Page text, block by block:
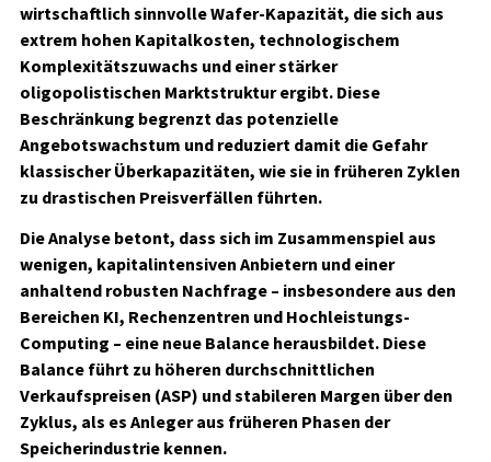
wirtschaftlich sinnvolle Wafer-Kapazität, die sich aus
extrem hohen Kapitalkosten, technologischem
Komplexitätszuwachs und einer stärker
oligopolistischen Marktstruktur ergibt. Diese
Beschränkung begrenzt das potenzielle
Angebotswachstum und reduziert damit die Gefahr
klassischer Überkapazitäten, wie sie in früheren Zyklen
zu drastischen Preisverfällen führten.
Die Analyse betont, dass sich im Zusammenspiel aus
wenigen, kapitalintensiven Anbietern und einer
anhaltend robusten Nachfrage – insbesondere aus den
Bereichen KI, Rechenzentren und Hochleistungs-
Computing – eine neue Balance herausbildet. Diese
Balance führt zu höheren durchschnittlichen
Verkaufspreisen (ASP) und stabileren Margen über den
Zyklus, als es Anleger aus früheren Phasen der
Speicherindustrie kennen.